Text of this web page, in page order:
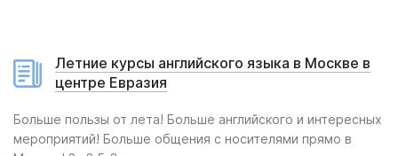
Летние курсы английского языка в Москве в
центре Евразия
Больше пользы от лета! Больше английского и интересных
мероприятий! Больше общения с носителями прямо в